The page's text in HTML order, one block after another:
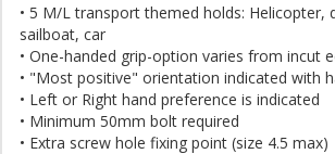
• 5 M/L transport themed holds: Helicopter,
sailboat, car
• One-handed grip-option varies from incut
• "Most positive" orientation indicated with
• Left or Right hand preference is indicated
• Minimum 50mm bolt required
• Extra screw hole fixing point (size 4.5 max)